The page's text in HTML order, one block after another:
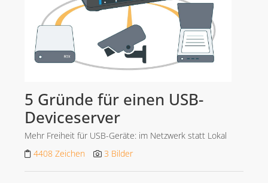
5 Gründe für einen USB-
Deviceserver
Mehr Freiheit für USB-Geräte: im Netzwerk statt Lokal
4408 Zeichen
3 Bilder